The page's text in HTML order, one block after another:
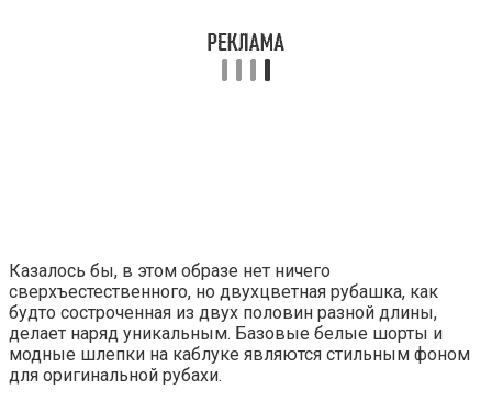
Казалось бы, в этом образе нет ничего
сверхъестественного, но двухцветная рубашка, как
будто состроченная из двух половин разной длины,
делает наряд уникальным. Базовые белые шорты и
модные шлепки на каблуке являются стильным фоном
для оригинальной рубахи.